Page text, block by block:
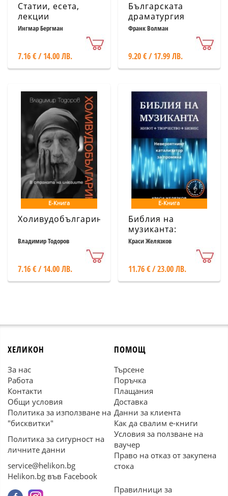
Статии, есета,
лекции
Ингмар Бергман
7.16 € / 14.00 ЛВ.
Българската
драматургия
Франк Волман
9.20 € / 17.99 ЛВ.
Е-Книга
Холивудобългарин
Владимир Тодоров
7.16 € / 14.00 ЛВ.
Е-Книга
Библия на
музиканта:
Всичко за вашата
Краси Желязков
11.76 € / 23.00 ЛВ.
ХЕЛИКОН
За нас
Работа
Контакти
Общи условия
Политика за използване на
"бисквитки"
Политика за сигурност на
личните данни
service@helikon.bg
Helikon.bg във Facebook
ПОМОЩ
Търсене
Поръчка
Плащания
Доставка
Данни за клиента
Как да свалим е-книги
Условия за ползване на
ваучер
Право на отказ от закупена
стока
Правилници за